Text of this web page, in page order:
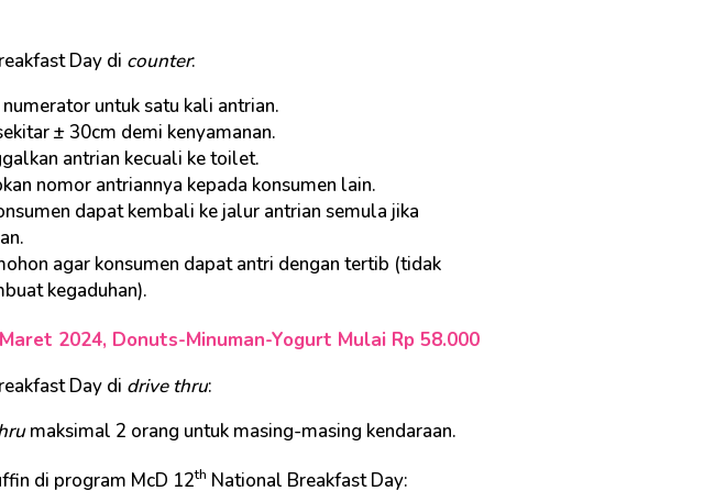
Day di counter:
untuk satu kali antrian.
± 30cm demi kenyamanan.
antrian kecuali ke toilet.
nomor antriannya kepada konsumen lain.
dapat kembali ke jalur antrian semula jika
agar konsumen dapat antri dengan tertib (tidak
kegaduhan).
2024, Donuts-Minuman-Yogurt Mulai Rp 58.000
Day di drive thru:
maksimal 2 orang untuk masing-masing kendaraan.
di program McD 12th National Breakfast Day: